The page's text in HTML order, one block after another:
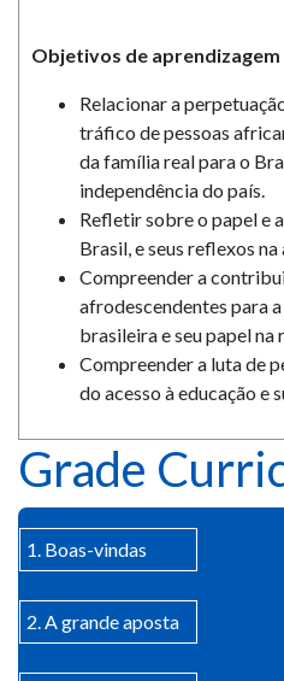
Objetivos de aprendizagem
Relacionar a
tráfico de pessoas
da família real para o
independência do país.
Refletir sobre o papel e
Brasil, e seus reflexos
Compreender a
afrodescendentes para
brasileira e seu papel na
Compreender a luta de
do acesso à educação e
Grade
1. Boas-vindas
2. A grande aposta